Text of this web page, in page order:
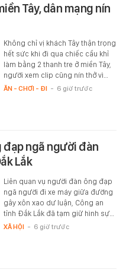
Tây, dân mạng nín
Không chỉ vị khách Tây thận trọng
hết sức khi đi qua chiếc cầu khỉ
làm bằng 2 thanh tre ở miền Tây,
người xem clip cũng nín thở vì…
ĂN - CHƠI - ĐI - 6 giờ trước
ngã người đàn
Lắk
Liên quan vụ người đàn ông đạp
ngã người đi xe máy giữa đường
gây xôn xao dư luận, Công an
tỉnh Đắk Lắk đã tạm giữ hình sự…
XÃ HỘI - 6 giờ trước